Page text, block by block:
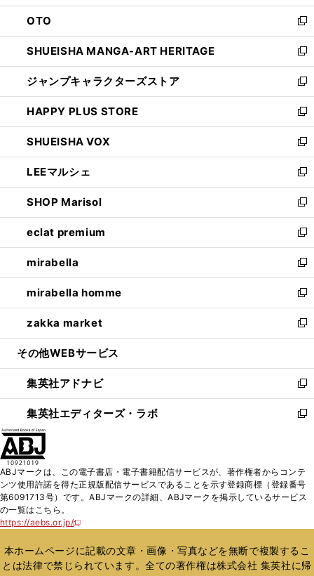
ウ
で
開
く
ン
ド
ウ
で
開
く
OTO
新
し
い
ウ
ィ
ン
ド
ウ
で
開
く
SHUEISHA MANGA-ART HERITAGE
新
し
い
ウ
ィ
ン
ド
ウ
で
開
く
ジャンプキャラクターズストア
新
し
い
ウ
ィ
ン
ド
ウ
で
開
く
HAPPY PLUS STORE
新
し
い
ウ
ィ
ン
ド
ウ
で
開
く
SHUEISHA VOX
新
し
い
ウ
ィ
ン
ド
ウ
で
開
く
LEEマルシェ
新
し
い
ウ
ィ
ン
ド
ウ
で
開
く
SHOP Marisol
新
し
い
ウ
ィ
ン
ド
ウ
で
開
eclat premium
新
し
い
ウ
ィ
ン
ド
ウ
開
く
mirabella
新
し
い
ウ
ィ
ン
ウ
で
開
く
mirabella homme
新
し
い
ウ
ン
ド
ウ
で
zakka market
新
し
ウ
ィ
ン
ド
く
その他WEBサービス
集英社アドナビ
新
し
い
ド
ウ
で
集英社エディターズ・ラボ
新
ィ
ン
ド
開
く
ABJマークは、この電子書店・電子書籍配信サービスが、著作権者からコンテ
ンツ使用許諾を得た正規版配信サービスであることを示す登録商標（登録番号
第6091713号）です。ABJマークの詳細、ABJマークを掲示しているサービス
の一覧はこちら。
https://aebs.or.jp/
新
い
ウ
ィ
本ホームページに記載の文章・画像・写真などを無断で複製するこ
とは法律で禁じられています。全ての著作権は株式会社 集英社に帰